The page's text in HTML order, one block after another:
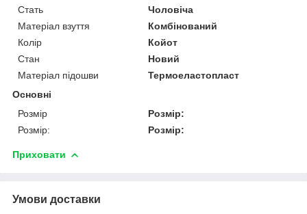
Стать
Чоловіча
Матеріал взуття
Комбінований
Колір
Койот
Стан
Новий
Матеріал підошви
Термоеластопласт
Основні
Розмір
Розмір:
Розмір:
Розмір:
Приховати
Умови доставки